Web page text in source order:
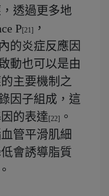
透過更多地
P[21]
，
的炎症反應因
動也可以是由
主要機制之
因子組成，這
的表達 [22]
。
管平滑肌細
會誘導脂質
。